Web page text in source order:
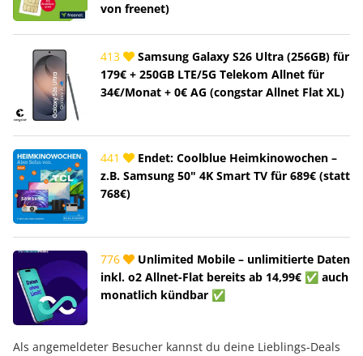
von freenet)
413
Samsung Galaxy S26 Ultra (256GB) für
179€ + 250GB LTE/5G Telekom Allnet für
34€/Monat + 0€ AG (congstar Allnet Flat XL)
441
Endet: Coolblue Heimkinowochen –
z.B. Samsung 50" 4K Smart TV für 689€ (statt
768€)
776
Unlimited Mobile – unlimitierte Daten
inkl. o2 Allnet-Flat bereits ab 14,99€ ✅ auch
monatlich kündbar ✅
Als angemeldeter Besucher kannst du deine Lieblings-Deals